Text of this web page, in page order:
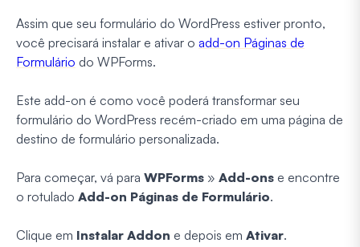
Assim que seu formulário do WordPress estiver pronto,
você precisará instalar e ativar o add-on Páginas de
Formulário do WPForms.
Este add-on é como você poderá transformar seu
formulário do WordPress recém-criado em uma página de
destino de formulário personalizada.
Para começar, vá para WPForms » Add-ons e encontre
o rotulado Add-on Páginas de Formulário.
Clique em Instalar Addon e depois em Ativar.